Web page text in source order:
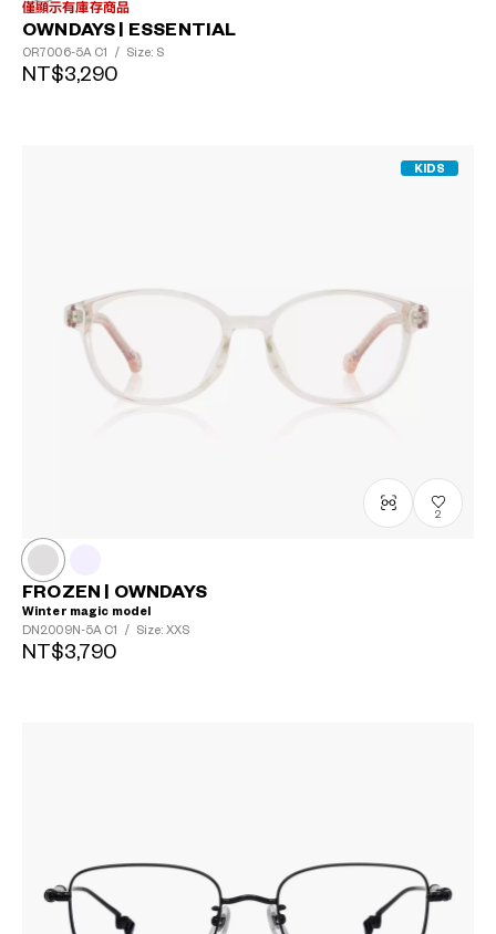
僅顯示有庫存商品
OWNDAYS | ESSENTIAL
OR7006-5A C1 / Size: S
NT$3,290
KIDS
2
FROZEN | OWNDAYS
Winter magic model
DN2009N-5A C1 / Size: XXS
NT$3,790